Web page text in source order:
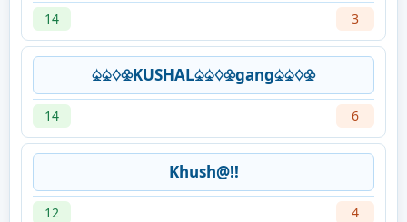
14 3
♤♤♢♧KUSHAL♤♤♢♧gang♤♤♢♧
14 6
Khush@!!
12 4